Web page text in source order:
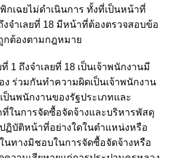
กเฉยไม่ดำเนินการ ทั้งที่เป็นหน้าที่
งจำเลยที่ 18 มีหน้าที่ต้องตรวจสอบข้อ
กต้องตามกฎหมาย
1 ถึงจำเลยที่ 18 เป็นเจ้าพนักงานมี
ร่วมกันทำความผิดเป็นเจ้าพนักงาน
ป็นพนักงานของรัฐประเภทและ
ในการจัดซื้อจัดจ้างและบริหารพัสดุ
ฏิบัติหน้าที่อย่างใดในตำแหน่งหรือ
นทางมิชอบในการจัดซื้อจัดจ้างหรือ